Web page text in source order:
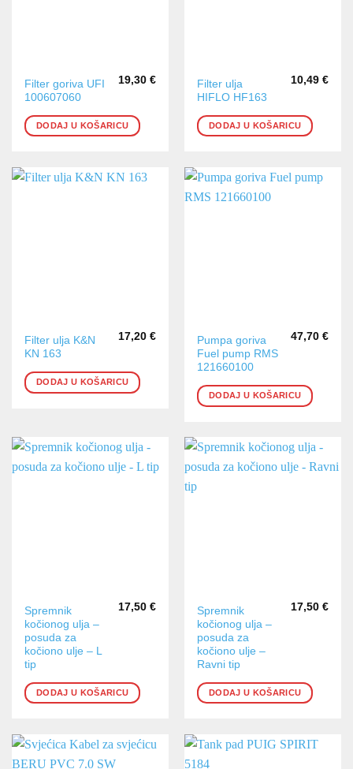
Filter goriva UFI
100607060
19,30 €
DODAJ U KOŠARICU
Filter ulja
HIFLO HF163
10,49 €
DODAJ U KOŠARICU
Filter ulja K&N
KN 163
17,20 €
DODAJ U KOŠARICU
Pumpa goriva
Fuel pump RMS
121660100
47,70 €
DODAJ U KOŠARICU
Spremnik
kočionog ulja –
posuda za
kočiono ulje – L
tip
17,50 €
DODAJ U KOŠARICU
Spremnik
kočionog ulja –
posuda za
kočiono ulje –
Ravni tip
17,50 €
DODAJ U KOŠARICU